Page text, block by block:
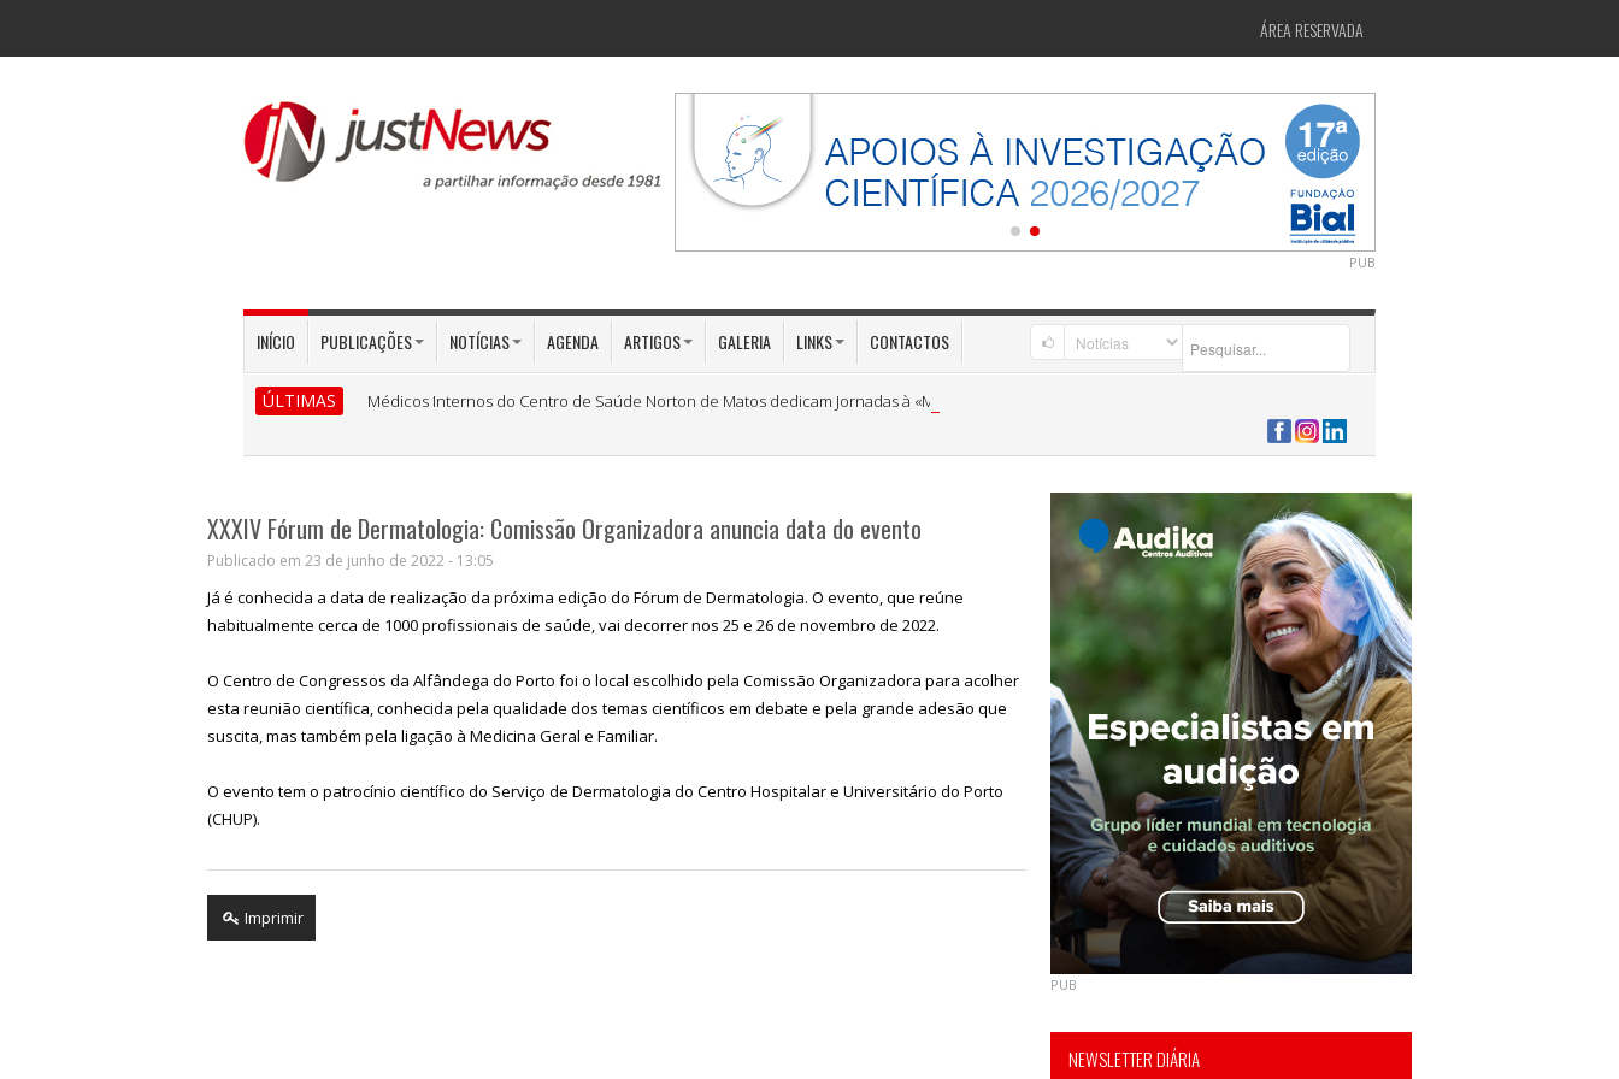
ÁREA RESERVADA
PUB
INÍCIO PUBLICAÇÕES NOTÍCIAS AGENDA ARTIGOS GALERIA LINKS CONTACTOS
ÚLTIMAS Médicos Internos do Centro de Saúde Norton de Matos dedicam Jornadas à «Medicina Preventiva»
XXXIV Fórum de Dermatologia: Comissão Organizadora anuncia data do evento
Publicado em 23 de junho de 2022 - 13:05
Já é conhecida a data de realização da próxima edição do Fórum de Dermatologia. O evento, que reúne
habitualmente cerca de 1000 profissionais de saúde, vai decorrer nos 25 e 26 de novembro de 2022.
O Centro de Congressos da Alfândega do Porto foi o local escolhido pela Comissão Organizadora para acolher
esta reunião científica, conhecida pela qualidade dos temas científicos em debate e pela grande adesão que
suscita, mas também pela ligação à Medicina Geral e Familiar.
O evento tem o patrocínio científico do Serviço de Dermatologia do Centro Hospitalar e Universitário do Porto
(CHUP).
Imprimir
PUB
NEWSLETTER DIÁRIA